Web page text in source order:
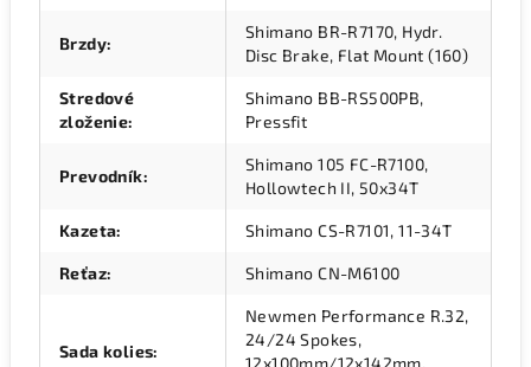
Brzdy:
Shimano BR-R7170, Hydr.
Disc Brake, Flat Mount (160)
Stredové
zloženie:
Shimano BB-RS500PB,
Pressfit
Prevodník:
Shimano 105 FC-R7100,
Hollowtech II, 50x34T
Kazeta: Shimano CS-R7101, 11-34T
Reťaz: Shimano CN-M6100
Sada kolies:
Newmen Performance R.32,
24/24 Spokes,
12x100mm/12x142mm,